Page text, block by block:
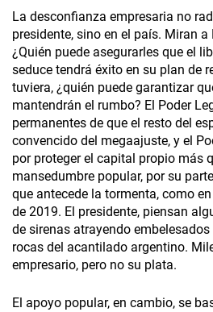
La desconfianza empresaria no
presidente, sino en el país. Miran a
¿Quién puede asegurarles que el
seduce tendrá éxito en su plan de
tuviera, ¿quién puede garantizar
mantendrán el rumbo? El Poder
permanentes de que el resto del
convencido del megaajuste, y el
por proteger el capital propio más
mansedumbre popular, por su
que antecede la tormenta, como
de 2019. El presidente, piensan
de sirenas atrayendo
rocas del acantilado argentino.
empresario, pero no su plata.
El apoyo popular, en cambio, se